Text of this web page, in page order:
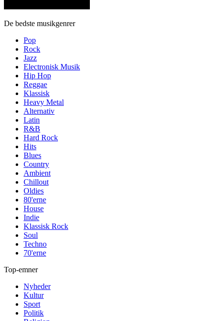
De bedste musikgenrer
Pop
Rock
Jazz
Electronisk Musik
Hip Hop
Reggae
Klassisk
Heavy Metal
Alternativ
Latin
R&B
Hard Rock
Hits
Blues
Country
Ambient
Chillout
Oldies
80'erne
House
Indie
Klassisk Rock
Soul
Techno
70'erne
Top-emner
Nyheder
Kultur
Sport
Politik